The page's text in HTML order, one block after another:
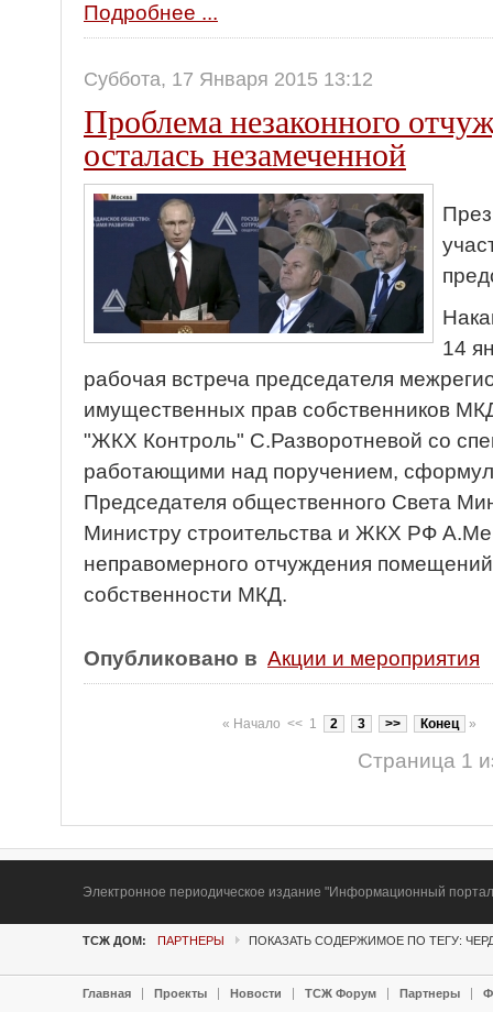
Подробнее ...
Суббота, 17 Января 2015 13:12
Проблема незаконного
осталась незамеченной
14
рабочая встреча председателя
имущественных прав собственников
"ЖКХ Контроль" С.Разворотневой со
работающими над поручением,
Председателя общественного Света
Министру строительства и ЖКХ РФ
неправомерного отчуждения
собственности МКД.
Опубликовано в Акции и мероприятия
« Начало << 1 2 3 >> Конец »
Страница 1
Электронное периодическое издание "Информационный
ТСЖ ДОМ: ПАРТНЕРЫ ПОКАЗАТЬ СОДЕРЖИМОЕ ПО ТЕГУ:
Главная Проекты Новости ТСЖ Форум Партнеры